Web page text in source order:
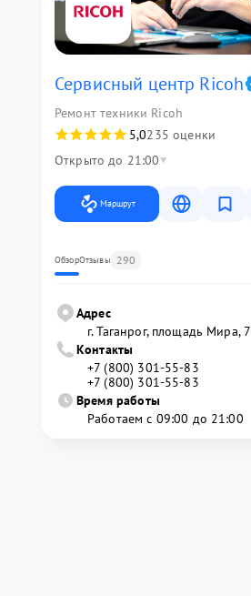
Сервисный центр Ricoh
Ремонт техники Ricoh
5,0235 оценки
Открыто до 21:00
Маршрут
ОбзорОтзывы 290
Адрес
г. Таганрог, площадь Мира, 7
Контакты
+7 (800) 301-55-83
+7 (800) 301-55-83
Время работы
Работаем с 09:00 до 21:00